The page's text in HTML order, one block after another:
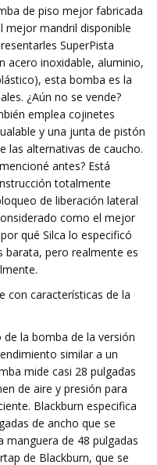
de piso mejor fabricada
mejor mandril disponible
SuperPista
acero inoxidable, aluminio,
esta bomba es la
¿Aún no se vende?
emplea cojinetes
y una junta de pistón
las alternativas de caucho.
antes? Está
totalmente
de liberación lateral
como el mejor
qué Silca lo especificó
barata, pero realmente es
con características de la
la bomba de la versión
similar a un
mide casi 28 pulgadas
de aire y presión para
Blackburn especifica
de ancho que se
manguera de 48 pulgadas
de Blackburn, que se